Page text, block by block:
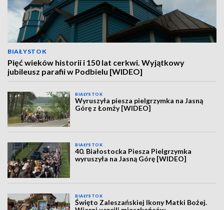
BIAŁYSTOK
Pięć wieków historii i 150 lat cerkwi. Wyjątkowy
jubileusz parafii w Podbielu [WIDEO]
BIAŁYSTOK
Wyruszyła piesza pielgrzymka na Jasną
Górę z Łomży [WIDEO]
BIAŁYSTOK
40. Białostocka Piesza Pielgrzymka
wyruszyła na Jasną Górę [WIDEO]
BIAŁYSTOK
Święto Zaleszańskiej Ikony Matki Bożej.